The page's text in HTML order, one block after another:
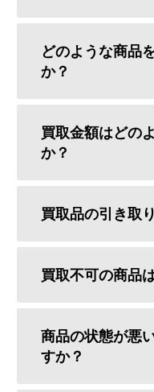
どのような商品
か？
買取金額はどの
か？
買取品の引き取
買取不可の商品
商品の状態が悪
すか？